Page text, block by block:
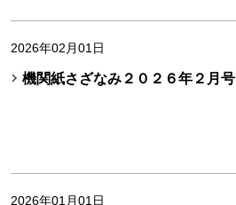
2026年02月01日
機関紙さざなみ２０２６年２月号
2026年01月01日